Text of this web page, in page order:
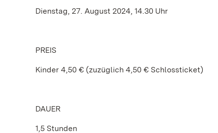
Dienstag, 27. August 2024, 14.30 Uhr
PREIS
Kinder 4,50 € (zuzüglich 4,50 € Schlossticket)
DAUER
1,5 Stunden